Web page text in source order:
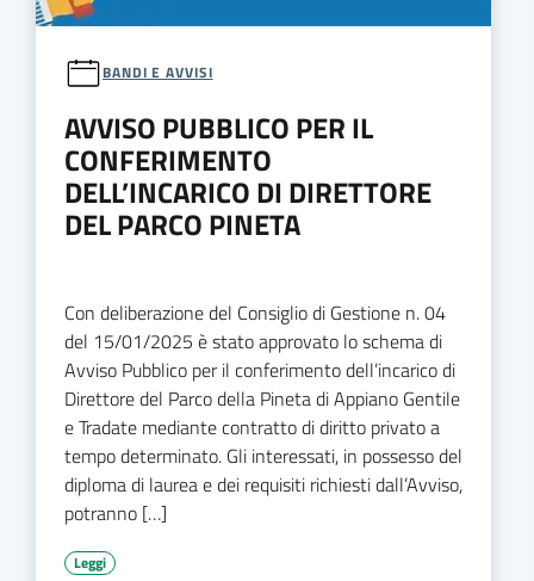
BANDI E AVVISI
AVVISO PUBBLICO PER IL
CONFERIMENTO
DELL’INCARICO DI DIRETTORE
DEL PARCO PINETA
Con deliberazione del Consiglio di Gestione n. 04
del 15/01/2025 è stato approvato lo schema di
Avviso Pubblico per il conferimento dell’incarico di
Direttore del Parco della Pineta di Appiano Gentile
e Tradate mediante contratto di diritto privato a
tempo determinato. Gli interessati, in possesso del
diploma di laurea e dei requisiti richiesti dall’Avviso,
potranno […]
Leggi